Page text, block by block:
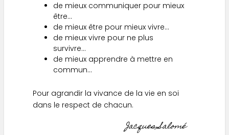
de mieux communiquer pour mieux
être…
de mieux être pour mieux vivre…
de mieux vivre pour ne plus
survivre…
de mieux apprendre à mettre en
commun…
Pour agrandir la vivance de la vie en soi
dans le respect de chacun.
Jacques Salomé